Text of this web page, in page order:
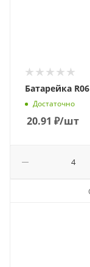
Батарейка
Достаточно
20.91 ₽/шт